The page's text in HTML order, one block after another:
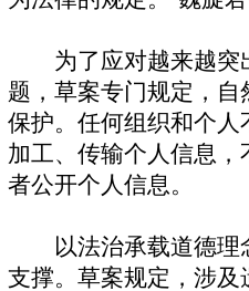
为了应对越来越突
题，草案专门规定，
保护。任何组织和个人
加工、传输个人信息
者公开个人信息。
以法治承载道德理
支撑。草案规定，涉